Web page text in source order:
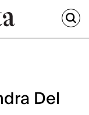
Del